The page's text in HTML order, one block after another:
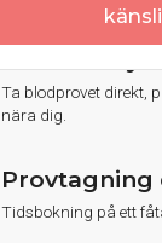
Beställ
Ta blodprovet direkt,
nära dig.
Provtagning
Tidsbokning på ett